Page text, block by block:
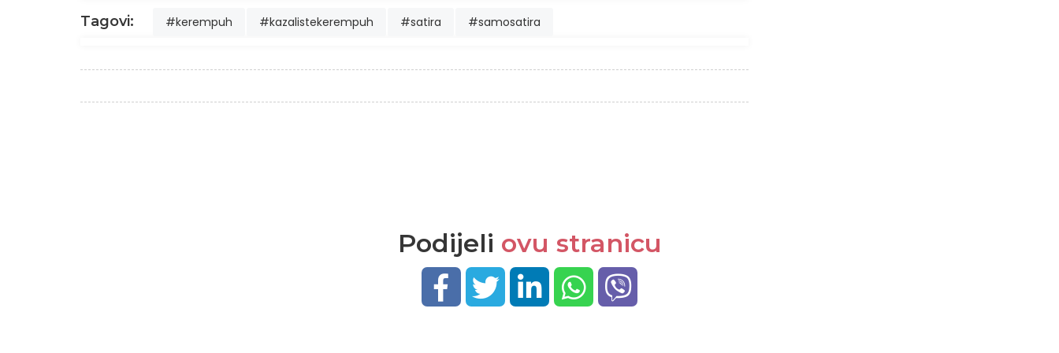
Tagovi: #kerempuh #kazalistekerempuh #satira #samosatira
Podijeli ovu stranicu